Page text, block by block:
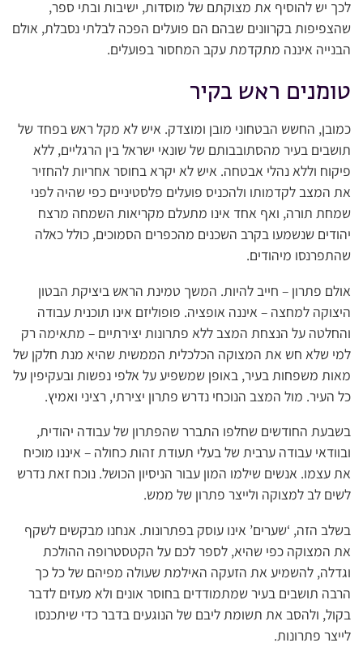
לכך יש להוסיף את מצוקתם של מוסדות, ישיבות ובתי ספר,
שהצפיפות בקרוונים שבהם הם פועלים הפכה לבלתי נסבלת, אולם
הבנייה איננה מתקדמת עקב המחסור בפועלים.
טומנים ראש בקיר
כמובן, החשש הבטחוני מובן ומוצדק. איש לא מקל ראש בפחד של
תושבים בעיר מהסתובבותם של שונאי ישראל בין הרגליים, ללא
פיקוח וללא נהלי אבטחה. איש לא יקרא בחוסר אחריות להחזיר
את המצב לקדמותו ולהכניס פועלים פלסטיניים כפי שהיה לפני
שמחת תורה, ואף אחד אינו מתעלם מקריאות השמחה מרצח
יהודים שנשמעו בקרב השכנים מהכפרים הסמוכים, כולל כאלה
שהתפרנסו מיהודים.
אולם פתרון – חייב להיות. המשך טמינת הראש ביציקת הבטון
היצוקה למחצה – איננה אופציה. פופוליזם אינו תוכנית עבודה
והחלטה על הנצחת המצב ללא פתרונות יצירתיים – מתאימה רק
למי שלא חש את המצוקה הכלכלית הממשית שהיא מנת חלקן של
מאות משפחות בעיר, באופן שמשפיע על אלפי נפשות ובעקיפין על
כל העיר. מול המצב הנוכחי נדרש פתרון יצירתי, רציני ואמיץ.
בשבעת החודשים שחלפו התברר שהפתרון של עבודה יהודית,
ובוודאי עבודה ערבית של בעלי תעודת זהות כחולה – איננו מוכיח
את עצמו. אנשים שילמו המון עבור הניסיון הכושל. נוכח זאת נדרש
לשים לב למצוקה ולייצר פתרון של ממש.
בשלב הזה, ‘שערים’ אינו עוסק בפתרונות. אנחנו מבקשים לשקף
את המצוקה כפי שהיא, לספר לכם על הקטסטרופה ההולכת
וגדלה, להשמיע את הזעקה האילמת שעולה מפיהם של כל כך
הרבה תושבים בעיר שמתמודדים בחוסר אונים ולא מעזים לדבר
בקול, ולהסב את תשומת ליבם של הנוגעים בדבר כדי שיתכנסו
לייצר פתרונות.